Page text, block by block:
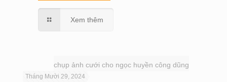
Xem thêm
chụp ảnh cưới cho ngọc huyền công dũng
Tháng Mười 29, 2024